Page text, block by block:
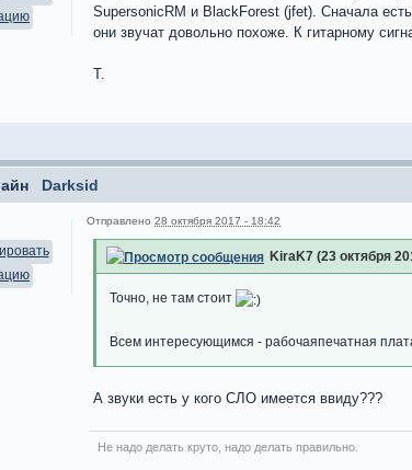
SupersonicRM и BlackForest (jfet). Сначала
они звучат довольно похоже. К гитарному
T.
Darksid
Отправлено 28 октября 2017 - 18:42
KiraK7 (23 октября
Точно, не там стоит
Всем интересующимся - рабочаяпечатная
А звуки есть у кого СЛО имеется ввиду???
Не надо делать круто, надо делать правильно.